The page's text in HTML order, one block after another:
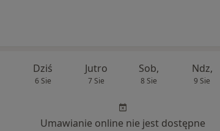
Dziś
6 Sie
Jutro
7 Sie
Sob,
8 Sie
Ndz,
9 Sie
Umawianie online nie jest dostępne